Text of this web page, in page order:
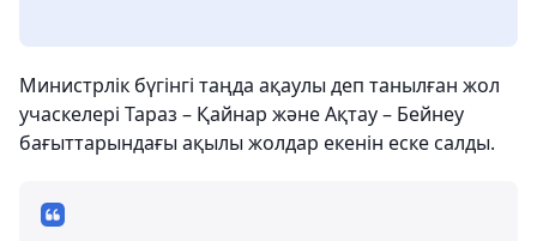
Министрлік бүгінгі таңда ақаулы деп танылған жол
учаскелері Тараз – Қайнар және Ақтау – Бейнеу
бағыттарындағы ақылы жолдар екенін еске салды.